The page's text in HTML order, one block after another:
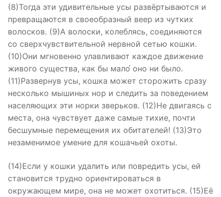
(8)Тогда эти удивительные усы развёртываются и
превращаются в своеобразный веер из чутких
волосков. (9)А волоски, колеблясь, соединяются
со сверхчувствительной нервной сетью кошки.
(10)Они мгновенно улавливают каждое движение
живого существа, как бы мало́ оно ни было.
(11)Развернув усы, кошка может сторожить сразу
несколько мышиных нор и следить за поведением
населяющих эти норки зверьков. (12)Не двигаясь с
места, она чувствует даже самые тихие, почти
бесшумные перемещения их обитателей! (13)Это
незаменимое умение для кошачьей охоты.
(14)Если у кошки удалить или повредить усы, ей
становится трудно ориентироваться в
окружающем мире, она не может охотиться. (15)Её